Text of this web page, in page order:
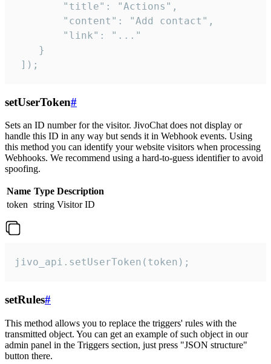
        "title": "Actions",
        "content": "Add contact",
        "link": "..."
    }
]);
setUserToken#
Sets an ID number for the visitor. JivoChat does not display or
handle this ID in any way but sends it in Webhook events. Using
this method you can identify your website visitors when processing
Webhooks. We recommend using a hard-to-guess identifier to avoid
spoofing.
Name Type Description
token string Visitor ID
jivo_api.setUserToken(token);
setRules#
This method allows you to replace the triggers' rules with the
transmitted object. You can get an example of such object in our
admin panel in the Triggers section, just press "JSON structure"
button there.